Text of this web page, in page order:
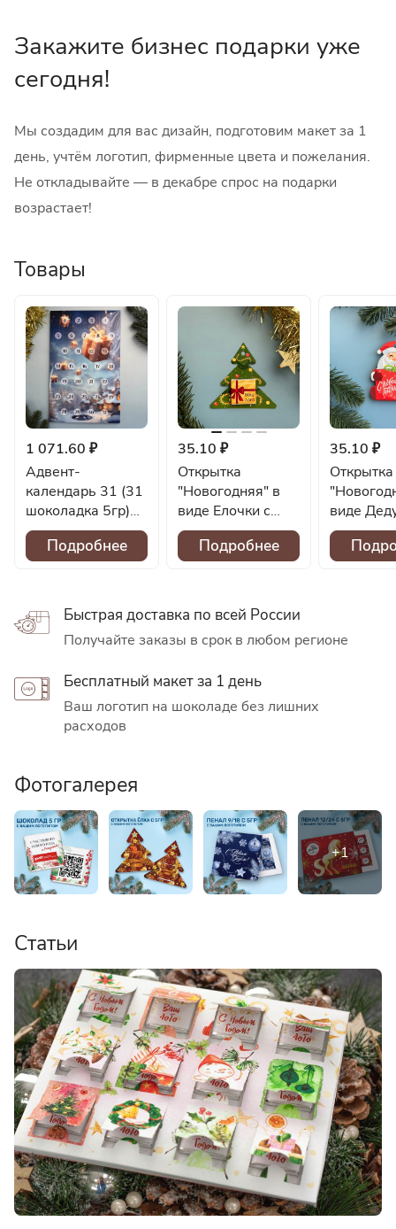
Закажите бизнес подарки уже
сегодня!
Мы создадим для вас дизайн, подготовим макет за 1
день, учтём логотип, фирменные цвета и пожелания.
Не откладывайте — в декабре спрос на подарки
возрастает!
Товары
1 071.60 ₽
Адвент-
календарь 31 (31
шоколадка 5гр)
новогодний
#000616
Подробнее
35.10 ₽
Открытка
"Новогодняя" в
виде Елочки с
шоколадкой 5гр
— Дизайн 2025 с
Подробнее
35.10 ₽
Открытка
виде
Мороз с
Быстрая доставка по всей России
Получайте заказы в срок в любом регионе
Бесплатный макет за 1 день
Ваш логотип на шоколаде без лишних
расходов
Фотогалерея
Статьи